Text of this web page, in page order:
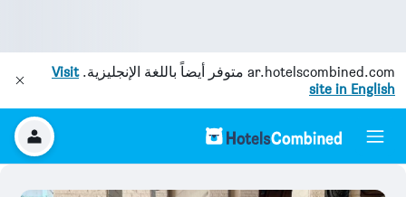
ar.hotelscombined.com متوفر أيضاً باللغة الإنجليزية.Visit
site in English